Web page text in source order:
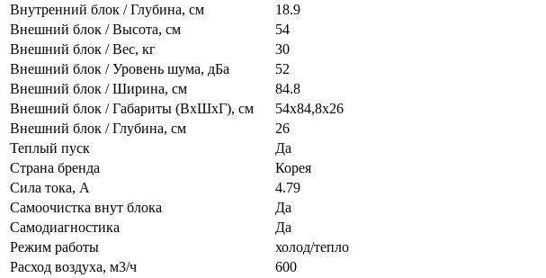
Внутренний блок / Глубина, см
18.9
Внешний блок / Высота, см
54
Внешний блок / Вес, кг
30
Внешний блок / Уровень шума, дБа
52
Внешний блок / Ширина, см
84.8
Внешний блок / Габариты (ВхШхГ), см
54х84,8х26
Внешний блок / Глубина, см
26
Теплый пуск
Да
Страна бренда
Корея
Сила тока, А
4.79
Самоочистка внут блока
Да
Самодиагностика
Да
Режим работы
холод/тепло
Расход воздуха, м3/ч
600